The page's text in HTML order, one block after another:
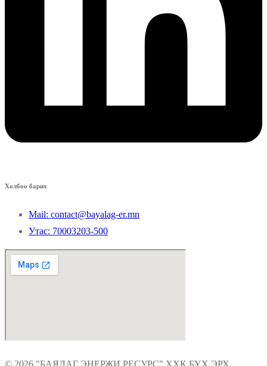
Холбоо барих
Mail: contact@bayalag-er.mn
Утас: 70003203-500